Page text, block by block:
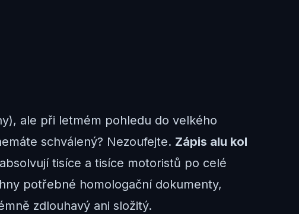
ale při letmém pohledu do velkého
schválený? Nezoufejte. Zápis alu kol
tisíce a tisíce motoristů po celé
potřebné homologační dokumenty,
zdlouhavý ani složitý.